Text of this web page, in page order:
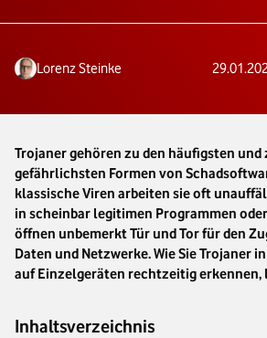
Lorenz Steinke
Trojaner gehören zu den häufigsten und
gefährlichsten Formen von
klassische Viren arbeiten sie oft
in scheinbar legitimen Programmen
öffnen unbemerkt Tür und Tor für den
Daten und Netzwerke. Wie Sie Trojaner
auf Einzelgeräten rechtzeitig erkennen,
Inhaltsverzeichnis